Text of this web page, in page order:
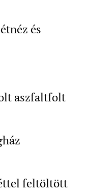
és
aszfaltfolt
feltöltött